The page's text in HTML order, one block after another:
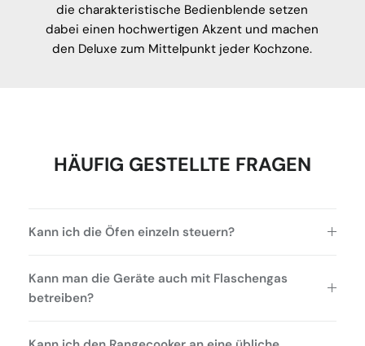
die charakteristische Bedienblende setzen
dabei einen hochwertigen Akzent und machen
den Deluxe zum Mittelpunkt jeder Kochzone.
HÄUFIG GESTELLTE FRAGEN
Kann ich die Öfen einzeln steuern?
Kann man die Geräte auch mit Flaschengas
betreiben?